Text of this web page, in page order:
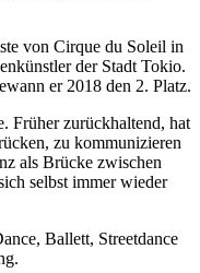
von Cirque du Soleil in
der Stadt Tokio.
er 2018 den 2. Platz.
Früher zurückhaltend, hat
zu kommunizieren
als Brücke zwischen
selbst immer wieder
Ballett, Streetdance